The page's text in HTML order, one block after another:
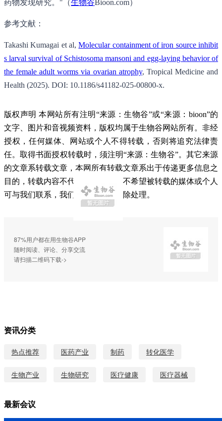
药物发现研究。"（生物谷Bioon.com）
参考文献：
Takashi Kumagai et al,Molecular containment of iron source inhibit
s larval survival of Schistosoma mansoni and egg-laying behavior of
the female adult worms via ovarian atrophy, Tropical Medicine and
Health (2025). DOI: 10.1186/s41182-025-00800-x.
版权声明 本网站所有注明“来源：生物谷”或“来源：bioon”的
文字、图片和音视频资料，版权均属于生物谷网站所有。非经
授权，任何媒体、网站或个人不得转载，否则将追究法律责
任。取得书面授权转载时，须注明“来源：生物谷”。其它来源
的文章系转载文章，本网所有转载文章系出于传递更多信息之
目的，转载内容不代表本站立场。不希望被转载的媒体或个人
可与我们联系，我们将立即进行删除处理。
87%用户都在用生物谷APP
随时阅读、评论、分享交流
请扫描二维码下载->
资讯分类
热点推荐 医药产业 制药 转化医学
生物产业 生物研究 医疗健康 医疗器械
最新会议